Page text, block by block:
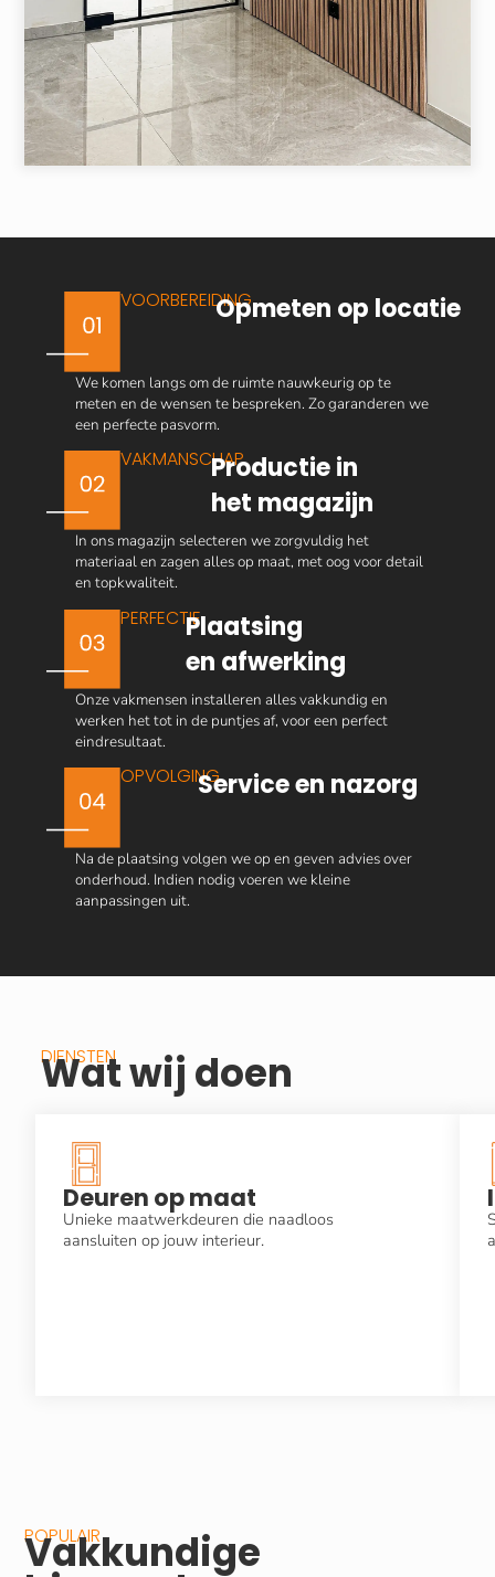
VOORBEREIDINGOpmeten op locatie
We komen langs om de ruimte nauwkeurig op te
meten en de wensen te bespreken. Zo garanderen we
een perfecte pasvorm.
VAKMANSCHAPProductie in
het magazijn
In ons magazijn selecteren we zorgvuldig het
materiaal en zagen alles op maat, met oog voor detail
en topkwaliteit.
PERFECTIEPlaatsing
en afwerking
Onze vakmensen installeren alles vakkundig en
werken het tot in de puntjes af, voor een perfect
eindresultaat.
OPVOLGINGService en nazorg
Na de plaatsing volgen we op en geven advies over
onderhoud. Indien nodig voeren we kleine
aanpassingen uit.
DIENSTEN
Wat wij doen
Deuren op maat
Unieke maatwerkdeuren die naadloos
aansluiten op jouw interieur.
POPULAIR
Vakkundige